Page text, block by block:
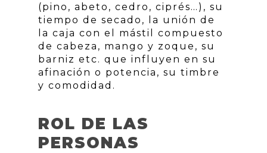
(pino, abeto, cedro, ciprés…), su
tiempo de secado, la unión de
la caja con el mástil compuesto
de cabeza, mango y zoque, su
barniz etc. que influyen en su
afinación o potencia, su timbre
y comodidad.
ROL DE LAS
PERSONAS